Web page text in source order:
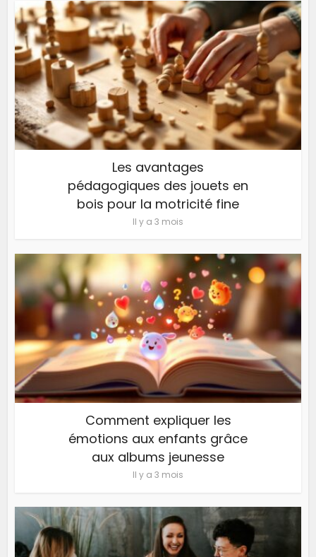
Les avantages
pédagogiques des jouets en
bois pour la motricité fine
Il y a 3 mois
Comment expliquer les
émotions aux enfants grâce
aux albums jeunesse
Il y a 3 mois